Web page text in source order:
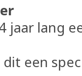
jaar lang
een